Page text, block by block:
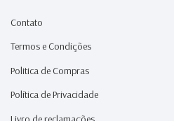
Contato
Termos e Condições
Politica de Compras
Política de Privacidade